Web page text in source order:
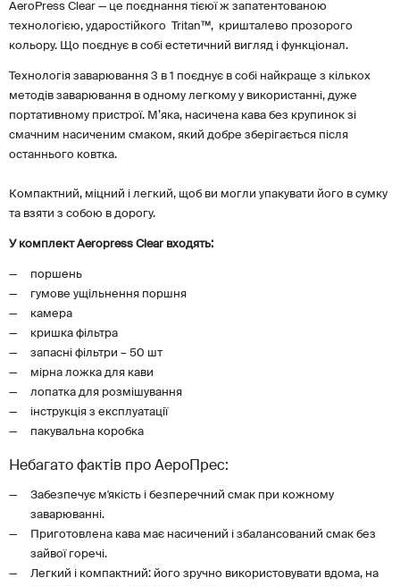
AeroPress Clear — це поєднання тієюї ж запатентованою
технологією, ударостійкого Tritan™, кришталево прозорого
кольору. Що поєднує в собі естетичний вигляд і функціонал.
Технологія заварювання 3 в 1 поєднує в собі найкраще з кількох
методів заварювання в одному легкому у використанні, дуже
портативному пристрої. М’яка, насичена кава без крупинок зі
смачним насиченим смаком, який добре зберігається після
останнього ковтка.
Компактний, міцний і легкий, щоб ви могли упакувати його в сумку
та взяти з собою в дорогу.
У комплект Aeropress Clear входять:
поршень
гумове ущільнення поршня
камера
кришка фільтра
запасні фільтри – 50 шт
мірна ложка для кави
лопатка для розмішування
інструкція з експлуатації
пакувальна коробка
Небагато фактів про АероПрес:
Забезпечує м'якість і безперечний смак при кожному
заварюванні.
Приготовлена кава має насичений і збалансований смак без
зайвої горечі.
Легкий і компактний: його зручно використовувати вдома, на